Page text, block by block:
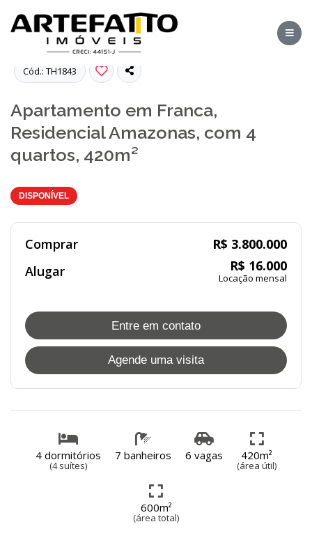
Cód.: TH1843
Apartamento em Franca,
Residencial Amazonas, com 4
quartos, 420m²
DISPONÍVEL
Comprar
R$ 3.800.000
Alugar
R$ 16.000
Locação mensal
Entre em contato
Agende uma visita
4 dormitórios
(4 suítes)
7 banheiros 6 vagas 420m²
(área útil)
600m²
(área total)